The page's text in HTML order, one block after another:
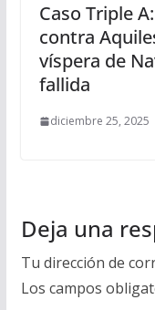
Caso Triple
contra
víspera de
fallida
diciembre 25, 2025
Deja una
Tu dirección de
Los campos